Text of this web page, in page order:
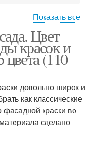
Угловые гарнитуры
Гарнитур в стиле
Показать все
Цвет
красок и
(110
довольно широк и
как классические
фасадной краски во
сделано